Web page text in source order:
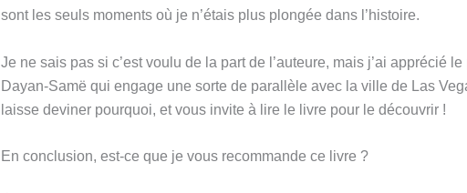
sont les seuls moments où je n’étais plus plongée dans l’histoire.
Je ne sais pas si c’est voulu de la part de l’auteure, mais j’ai apprécié
Dayan-Samë qui engage une sorte de parallèle avec la ville de Las
laisse deviner pourquoi, et vous invite à lire le livre pour le découvrir !
En conclusion, est-ce que je vous recommande ce livre ?